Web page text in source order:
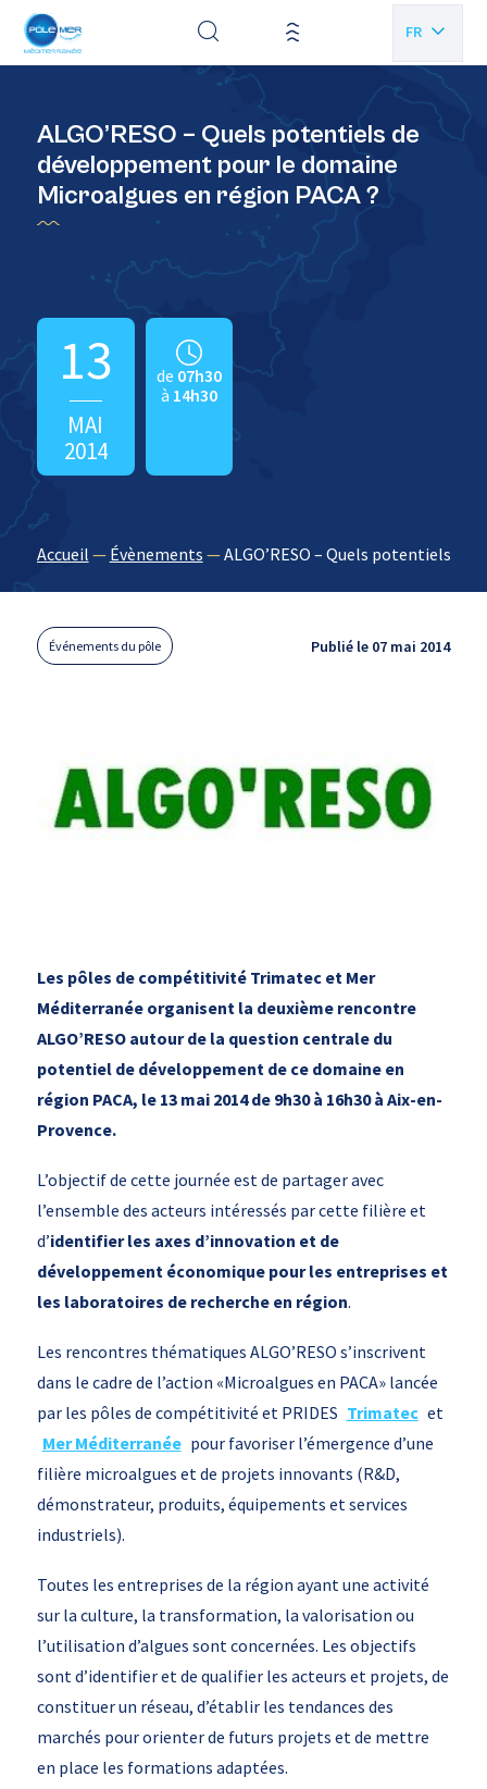
FR
ALGO’RESO – Quels potentiels de
développement pour le domaine
Microalgues en région PACA ?
13
MAI
2014
de 07h30
à 14h30
Accueil — Évènements —ALGO’RESO – Quels potentiels
Événements du pôle Publié le 07 mai 2014
Les pôles de compétitivité Trimatec et Mer
Méditerranée organisent la deuxième rencontre
ALGO’RESO autour de la question centrale du
potentiel de développement de ce domaine en
région PACA, le 13 mai 2014 de 9h30 à 16h30 à Aix-en-
Provence.
L’objectif de cette journée est de partager avec
l’ensemble des acteurs intéressés par cette filière et
d’identifier les axes d’innovation et de
développement économique pour les entreprises et
les laboratoires de recherche en région.
Les rencontres thématiques ALGO’RESO s’inscrivent
dans le cadre de l’action «Microalgues en PACA» lancée
par les pôles de compétitivité et PRIDES Trimatec et
Mer Méditerranée pour favoriser l’émergence d’une
filière microalgues et de projets innovants (R&D,
démonstrateur, produits, équipements et services
industriels).
Toutes les entreprises de la région ayant une activité
sur la culture, la transformation, la valorisation ou
l’utilisation d’algues sont concernées. Les objectifs
sont d’identifier et de qualifier les acteurs et projets, de
constituer un réseau, d’établir les tendances des
marchés pour orienter de futurs projets et de mettre
en place les formations adaptées.
Panneau de gestion des cookies